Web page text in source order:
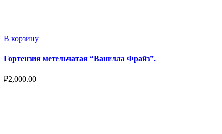
В корзину
Гортензия метельчатая “Ванилла Фрайз”.
₽2,000.00